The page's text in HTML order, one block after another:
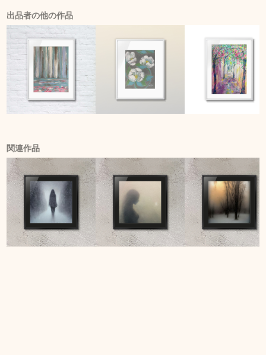
出品者の他の作品
関連作品